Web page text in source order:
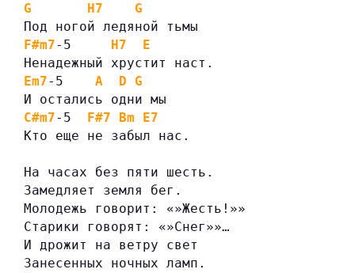
G
H7
G
Под ногой ледяной тьмы
F#m7-5 H7
E
Ненадежный хрустит наст.
Em7-5 A D
G
И остались одни мы
C#m7-5 F#7 Bm
E7
Кто еще не забыл нас.
На часах без пяти шесть.
Замедляет земля бег.
Молодежь говорит: «»Жесть!»»
Старики говорят: «»Снег»»…
И дрожит на ветру свет
Занесенных ночных ламп.